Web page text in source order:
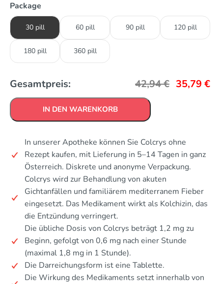
Package
30 pill 60 pill 90 pill 120 pill
180 pill 360 pill
Gesamtpreis: 42,94€ 35,79 €
IN DEN WARENKORB
In unserer Apotheke können Sie Colcrys ohne
Rezept kaufen, mit Lieferung in 5–14 Tagen in ganz
Österreich. Diskrete und anonyme Verpackung.
Colcrys wird zur Behandlung von akuten
Gichtanfällen und familiärem mediterranem Fieber
eingesetzt. Das Medikament wirkt als Kolchizin, das
die Entzündung verringert.
Die übliche Dosis von Colcrys beträgt 1,2 mg zu
Beginn, gefolgt von 0,6 mg nach einer Stunde
(maximal 1,8 mg in 1 Stunde).
Die Darreichungsform ist eine Tablette.
Die Wirkung des Medikaments setzt innerhalb von